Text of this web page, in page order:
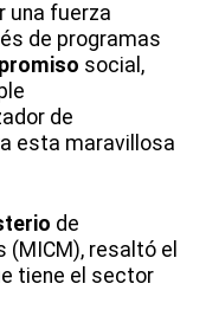
una fuerza
de programas
social,
de
esta maravillosa
de
(MICM), resaltó el
tiene el sector